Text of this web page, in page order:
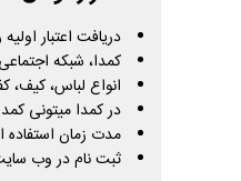
دریافت اعتبار
کمدا، شبکه
انواع لباس،
در کمدا میتونی
مدت زمان استفاده
ثبت نام در وب